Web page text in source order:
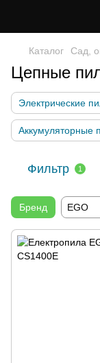
Каталог Сад,
Цепные
Электрические
Аккумуляторные
Фильтр 1
Бренд EGO